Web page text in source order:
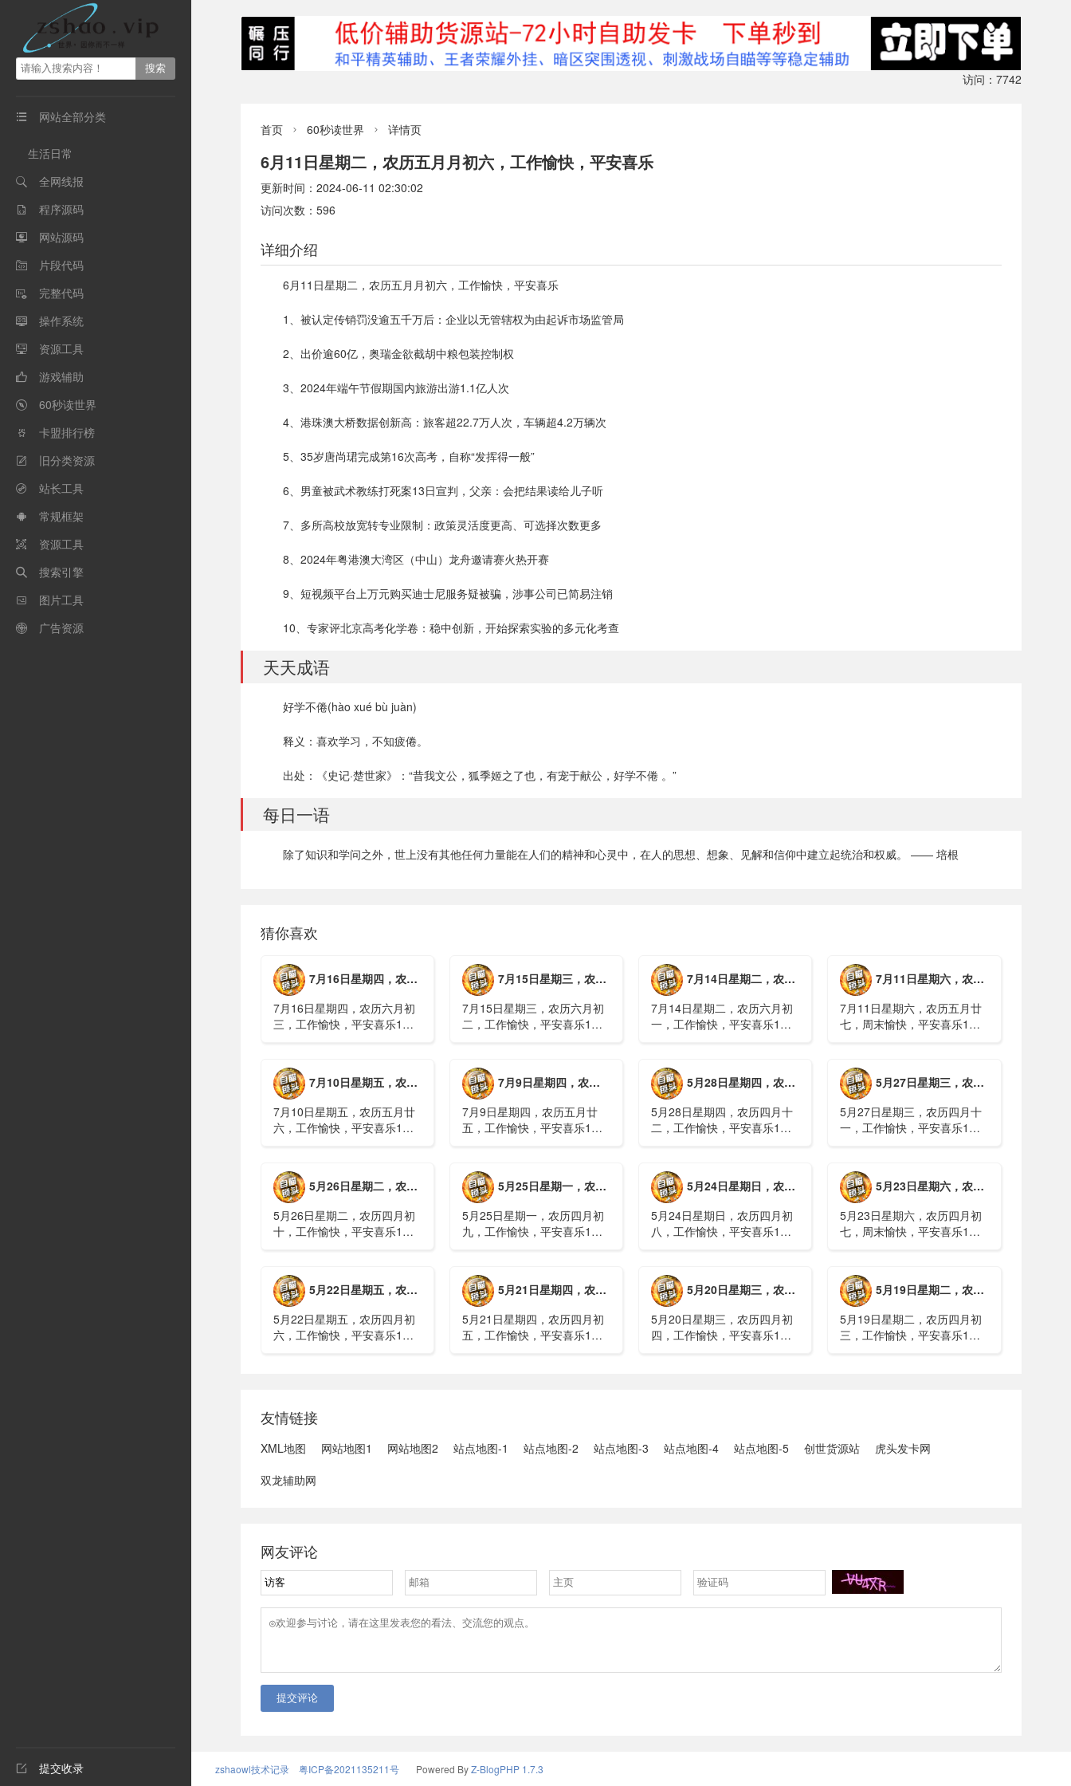
 网站全部分类
生活日常
 全网线报
 程序源码
 网站源码
 片段代码
 完整代码
 操作系统
 资源工具
 游戏辅助
 60秒读世界
 卡盟排行榜
 旧分类资源
 站长工具
 常规框架
 资源工具
 搜索引擎
 图片工具
 广告资源
 提交收录
访问：7742
首页  60秒读世界  详情页
6月11日星期二，农历五月月初六，工作愉快，平安喜乐
更新时间：2024-06-11 02:30:02
访问次数：596
详细介绍
6月11日星期二，农历五月月初六，工作愉快，平安喜乐
1、被认定传销罚没逾五千万后：企业以无管辖权为由起诉市场监管局
2、出价逾60亿，奥瑞金欲截胡中粮包装控制权
3、2024年端午节假期国内旅游出游1.1亿人次
4、港珠澳大桥数据创新高：旅客超22.7万人次，车辆超4.2万辆次
5、35岁唐尚珺完成第16次高考，自称“发挥得一般”
6、男童被武术教练打死案13日宣判，父亲：会把结果读给儿子听
7、多所高校放宽转专业限制：政策灵活度更高、可选择次数更多
8、2024年粤港澳大湾区（中山）龙舟邀请赛火热开赛
9、短视频平台上万元购买迪士尼服务疑被骗，涉事公司已简易注销
10、专家评北京高考化学卷：稳中创新，开始探索实验的多元化考查
天天成语
好学不倦(hào xué bù juàn)
释义：喜欢学习，不知疲倦。
出处：《史记·楚世家》：“昔我文公，狐季姬之了也，有宠于献公，好学不倦 。”
每日一语
除了知识和学问之外，世上没有其他任何力量能在人们的精神和心灵中，在人的思想、想象、见解和信仰中建立起统治和权威。 —— 培根
猜你喜欢
7月16日星期四，农历六月初三，工作愉快，平安喜乐
7月16日星期四，农历六月初
三，工作愉快，平安喜乐1、
伊战争或升级，特朗普召集会
议讨论大规模进攻3、深圳一
商住楼加装......
7月15日星期三，农历六月初二，工作愉快，平安喜乐
7月15日星期三，农历六月初
二，工作愉快，平安喜乐1、
案2、全球首款实体瘤CAR-T
细胞治疗走向临床，上海多家
医院开......
7月14日星期二，农历六月初一，工作愉快，平安喜乐
7月14日星期二，农历六月初
一，工作愉快，平安喜乐1、
停业2、广西梧州万秀区：累
计发现登革热病例228例，已
治愈出院1......
7月11日星期六，农历五月廿七，周末愉快，平安喜乐
7月11日星期六，农历五月廿
七，周末愉快，平安喜乐1、
8000多人被困，总台记者徒步
近6小时抵达乡政府3、上海发
布海......
7月10日星期五，农历五月廿六，工作愉快，平安喜乐
7月10日星期五，农历五月廿
六，工作愉快，平安喜乐1、
山体滑坡：21名林场工人遇
难，年龄最长者近6旬3、近亿
元高标......
7月9日星期四，农历五月廿五，工作愉快，平安喜乐
7月9日星期四，农历五月廿
五，工作愉快，平安喜乐1、
家科技进步一等奖！同济大学
为纳米制造铸就“精准标尺”3、
四川宜宾高......
5月28日星期四，农历四月十二，工作愉快，平安喜乐
5月28日星期四，农历四月十
二，工作愉快，平安喜乐1、
果(金)埃博拉疫情仍处于暴发
初期，主要传播方式为体液接
触3、......
5月27日星期三，农历四月十一，工作愉快，平安喜乐
5月27日星期三，农历四月十
一，工作愉快，平安喜乐1、
2、媒体：重庆永川一村会计
打电话叫醒乡亲后失联，遗体
被找到确认遇难......
5月26日星期二，农历四月初十，工作愉快，平安喜乐
5月26日星期二，农历四月初
十，工作愉快，平安喜乐1、
15年2、神舟二十三号载人飞
船与空间站组合体完成自主快
速交会对接......
5月25日星期一，农历四月初九，工作愉快，平安喜乐
5月25日星期一，农历四月初
九，工作愉快，平安喜乐1、
接2、山洪等地质灾害风险
大，重庆永川连续暴雨已致17
人失联，1人......
5月24日星期日，农历四月初八，工作愉快，平安喜乐
5月24日星期日，农历四月初
八，工作愉快，平安喜乐1、
一煤矿爆炸已致8人死亡，井
下38人正在全力搜救3、张国
清赶赴山......
5月23日星期六，农历四月初七，周末愉快，平安喜乐
5月23日星期六，农历四月初
七，周末愉快，平安喜乐1、
常住地提供基本公共服务的实
施意见》2、珠江流域进入“龙
舟水”降雨......
5月22日星期五，农历四月初六，工作愉快，平安喜乐
5月22日星期五，农历四月初
六，工作愉快，平安喜乐1、
3、司法部：......
5月21日星期四，农历四月初五，工作愉快，平安喜乐
5月21日星期四，农历四月初
五，工作愉快，平安喜乐1、
5月20日星期三，农历四月初四，工作愉快，平安喜乐
5月20日星期三，农历四月初
四，工作愉快，平安喜乐1、
5月19日星期二，农历四月初三，工作愉快，平安喜乐
5月19日星期二，农历四月初
三，工作愉快，平安喜乐1、
友情链接
XML地图 网站地图1 网站地图2 站点地图-1 站点地图-2 站点地图-3 站点地图-4 站点地图-5 创世货源站
虎头发卡网
双龙辅助网
网友评论
提交评论
zshaowl技术记录 粤ICP备2021135211号 Powered ByZ-BlogPHP 1.7.3